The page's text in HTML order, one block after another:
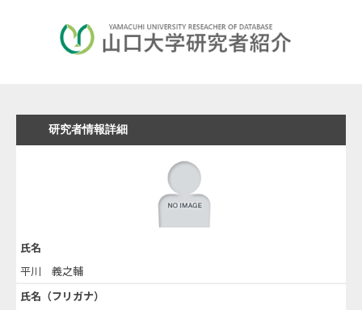
研究者情報詳細
氏名
平川 義之輔
氏名（フリガナ）